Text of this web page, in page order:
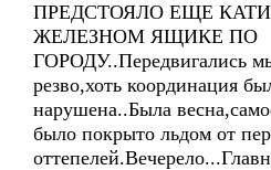
ПРЕДСТОЯЛО ЕЩЕ
ЖЕЛЕЗНОМ ЯЩИКЕ ПО
ГОРОДУ..Передвигались
резво,хоть координация
нарушена..Была
было покрыто льдом от